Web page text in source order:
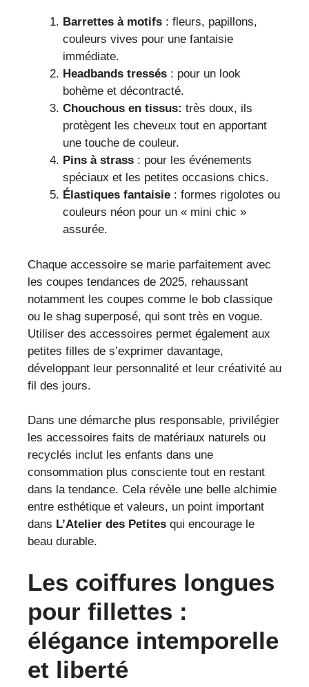
Barrettes à motifs : fleurs, papillons,
couleurs vives pour une fantaisie
immédiate.
Headbands tressés : pour un look
bohème et décontracté.
Chouchous en tissus: très doux, ils
protègent les cheveux tout en apportant
une touche de couleur.
Pins à strass : pour les événements
spéciaux et les petites occasions chics.
Élastiques fantaisie : formes rigolotes ou
couleurs néon pour un « mini chic »
assurée.
Chaque accessoire se marie parfaitement avec
les coupes tendances de 2025, rehaussant
notamment les coupes comme le bob classique
ou le shag superposé, qui sont très en vogue.
Utiliser des accessoires permet également aux
petites filles de s’exprimer davantage,
développant leur personnalité et leur créativité au
fil des jours.
Dans une démarche plus responsable, privilégier
les accessoires faits de matériaux naturels ou
recyclés inclut les enfants dans une
consommation plus consciente tout en restant
dans la tendance. Cela révèle une belle alchimie
entre esthétique et valeurs, un point important
dans L’Atelier des Petites qui encourage le
beau durable.
Les coiffures longues
pour fillettes :
élégance intemporelle
et liberté